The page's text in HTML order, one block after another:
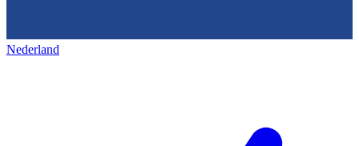
Nederland